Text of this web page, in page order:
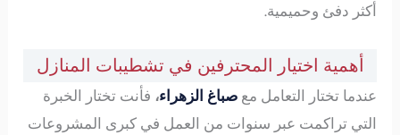
أكثر دفئ وحميمية.
أهمية اختيار المحترفين في تشطيبات المنازل
عندما تختار التعامل معصباغ الزهراء، فأنت تختار الخبرة
التي تراكمت عبر سنوات من العمل في كبرى المشروعات